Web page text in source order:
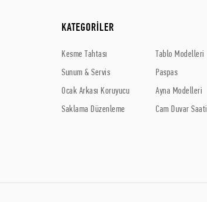
KATEGORİLER
Kesme Tahtası
Sunum & Servis
Ocak Arkası Koruyucu
Saklama Düzenleme
Tablo Modelleri
Paspas
Ayna Modelleri
Cam Duvar Saati